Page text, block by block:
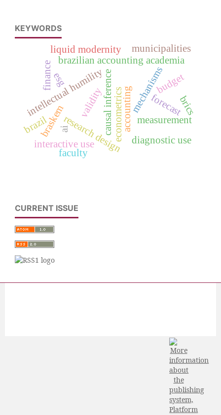
KEYWORDS
causal inference
research design
econometricsaccountingmechanisms
measurement
validity
intellectual humility
brazilian accounting academia
finance
ai
liquid modernity municipalities
budget
diagnostic use
interactive use
forecast
braskem
faculty
brazil
esg
brics
CURRENT ISSUE